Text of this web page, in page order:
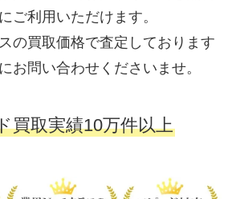
ご利用いただけます。
の買取価格で査定しております
お問い合わせくださいませ。
買取実績10万件以上